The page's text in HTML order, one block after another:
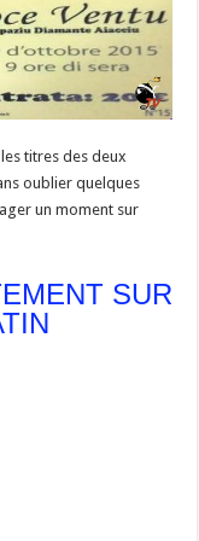
titres des deux
oublier quelques
un moment sur
SUR